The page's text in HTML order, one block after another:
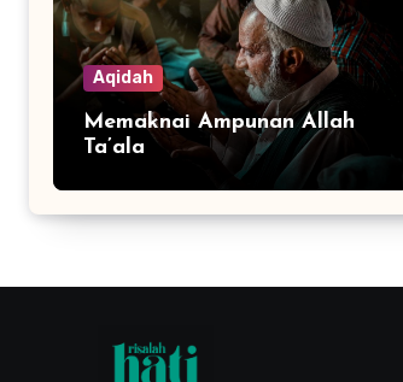
Aqidah
Memaknai Ampunan Allah
Ta’ala